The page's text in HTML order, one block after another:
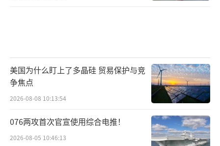
美国为什么盯上了多晶硅 贸易保护与竞
争焦点
2026-08-08 10:13:54
076两攻首次官宣使用综合电推！
2026-08-05 10:46:13